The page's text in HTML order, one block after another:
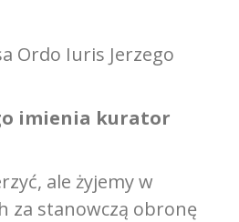
Ordo Iuris Jerzego
imienia kurator
ale żyjemy w
za stanowczą obronę